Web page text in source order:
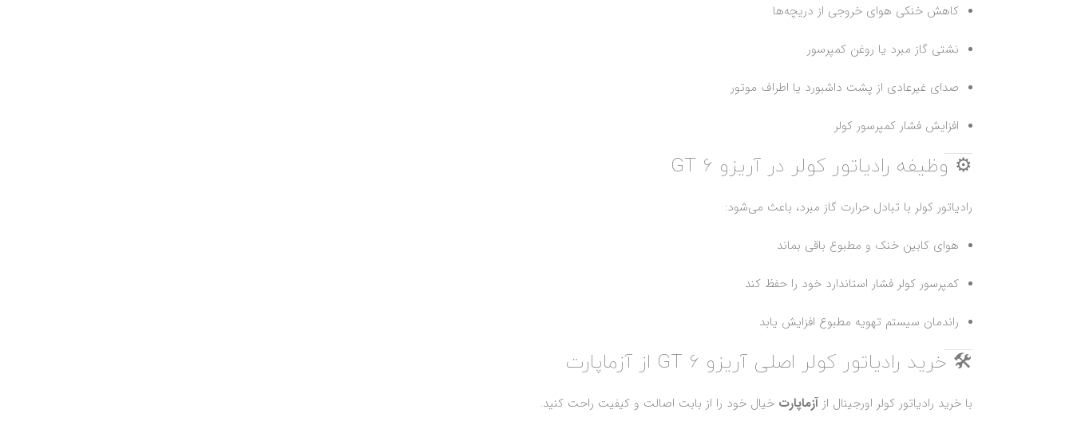
کاهش خنکی هوای خروجی از دریچه‌ها
نشتی گاز مبرد یا روغن کمپرسور
صدای غیرعادی از پشت داشبورد یا اطراف موتور
افزایش فشار کمپرسور کولر
⚙️ وظیفه رادیاتور کولر در آریزو 6 GT
رادیاتور کولر با تبادل حرارت گاز مبرد، باعث می‌شود:
هوای کابین خنک و مطبوع باقی بماند
کمپرسور کولر فشار استاندارد خود را حفظ کند
راندمان سیستم تهویه مطبوع افزایش یابد
🛠️ خرید رادیاتور کولر اصلی آریزو 6 GT از آزماپارت
با خرید رادیاتور کولر اورجینال از آزماپارت خیال خود را از بابت اصالت و کیفیت راحت کنید.